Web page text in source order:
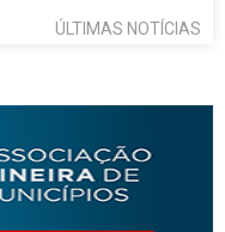
ÚLTIMAS NOTÍCIAS